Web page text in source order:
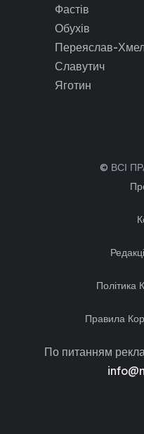
Фастів
Обухів
Переяслав-
Славутич
Яготин
© ВСІ
Політика
Правила
По питанням